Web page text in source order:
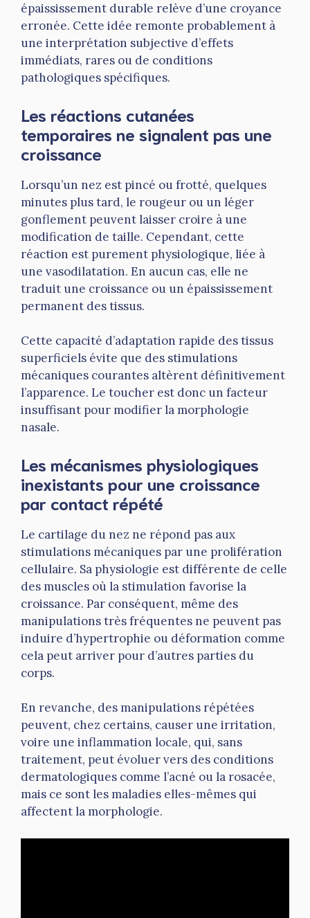
épaississement durable relève d’une croyance
erronée. Cette idée remonte probablement à
une interprétation subjective d’effets
immédiats, rares ou de conditions
pathologiques spécifiques.
Les réactions cutanées
temporaires ne signalent pas une
croissance
Lorsqu’un nez est pincé ou frotté, quelques
minutes plus tard, le rougeur ou un léger
gonflement peuvent laisser croire à une
modification de taille. Cependant, cette
réaction est purement physiologique, liée à
une vasodilatation. En aucun cas, elle ne
traduit une croissance ou un épaississement
permanent des tissus.
Cette capacité d’adaptation rapide des tissus
superficiels évite que des stimulations
mécaniques courantes altèrent définitivement
l’apparence. Le toucher est donc un facteur
insuffisant pour modifier la morphologie
nasale.
Les mécanismes physiologiques
inexistants pour une croissance
par contact répété
Le cartilage du nez ne répond pas aux
stimulations mécaniques par une prolifération
cellulaire. Sa physiologie est différente de celle
des muscles où la stimulation favorise la
croissance. Par conséquent, même des
manipulations très fréquentes ne peuvent pas
induire d’hypertrophie ou déformation comme
cela peut arriver pour d’autres parties du
corps.
En revanche, des manipulations répétées
peuvent, chez certains, causer une irritation,
voire une inflammation locale, qui, sans
traitement, peut évoluer vers des conditions
dermatologiques comme l’acné ou la rosacée,
mais ce sont les maladies elles-mêmes qui
affectent la morphologie.